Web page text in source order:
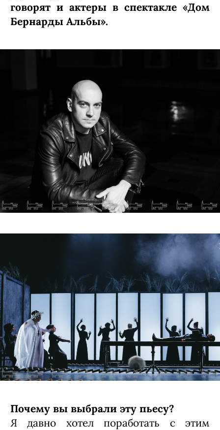
говорят и актеры в спектакле «Дом
Бернарды Альбы».
Почему вы выбрали эту пьесу?
Я давно хотел поработать с этим